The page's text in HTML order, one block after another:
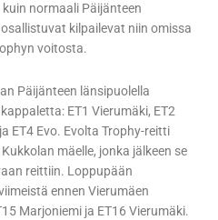
normaali Päijänteen
kilpailevat niin omissa
voitosta.
Päijänteen länsipuolella
ET1 Vierumäki, ET2
ET4 Evo. Evolta Trophy-reitti
mäelle, jonka jälkeen se
reittiin. Loppupään
ennen Vierumäen
Marjoniemi ja ET16 Vierumäki.